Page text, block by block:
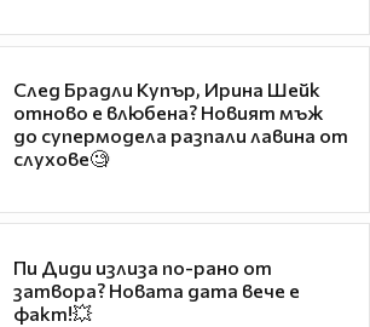
След Брадли Купър, Ирина Шейк
отново е влюбена? Новият мъж
до супермодела разпали лавина от
слухове🧐
Пи Диди излиза по-рано от
затвора? Новата дата вече е
факт!💥